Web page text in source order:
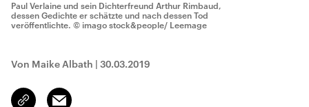
Paul Verlaine und sein Dichterfreund Arthur Rimbaud,
dessen Gedichte er schätzte und nach dessen Tod
veröffentlichte. © imago stock&people/ Leemage
Von Maike Albath | 30.03.2019
Link
Email